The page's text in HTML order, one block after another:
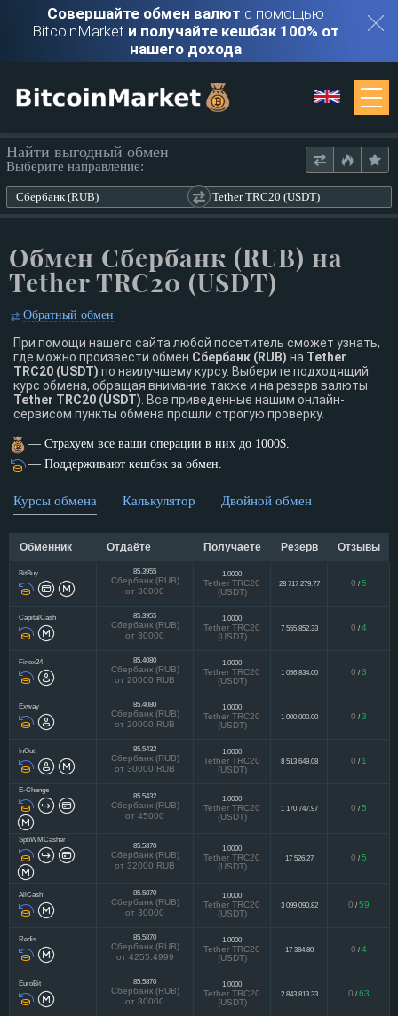
Совершайте обмен валют с помощью
BitcoinMarket и получайте кешбэк 100% от
нашего дохода
Обменники
Войти
Найти выгодный обмен
Выберите направление:
Сбербанк (RUB) Tether TRC20 (USDT)
Обмен Сбербанк (RUB) на
Tether TRC20 (USDT)
Обратный обмен
При помощи нашего сайта любой посетитель сможет узнать,
где можно произвести обмен Сбербанк (RUB) на Tether
TRC20 (USDT) по наилучшему курсу. Выберите подходящий
курс обмена, обращая внимание также и на резерв валюты
Tether TRC20 (USDT) . Все приведенные нашим онлайн-
сервисом пункты обмена прошли строгую проверку.
— Страхуем все ваши операции в них до 1000$.
— Поддерживают кешбэк за обмен.
Курсы обмена Калькулятор Двойной обмен
Обменник Отдаёте Получаете Резерв Отзывы
BitBuy 85.3955
Сбербанк (RUB)
от 30000
1.0000
Tether TRC20
(USDT)
28 717 279.77 0 / 5
CapitalCash 85.3955
Сбербанк (RUB)
от 30000
1.0000
Tether TRC20
(USDT)
7 555 852.33 0 / 4
Finex24 85.4080
Сбербанк (RUB)
от 20000 RUB
1.0000
Tether TRC20
(USDT)
1 056 834.00 0 / 3
Exway 85.4080
Сбербанк (RUB)
от 20000 RUB
1.0000
Tether TRC20
(USDT)
1 000 000.00 0 / 3
InOut 85.5432
Сбербанк (RUB)
от 30000 RUB
1.0000
Tether TRC20
(USDT)
8 513 649.08 0 / 1
E-Change
85.5432
Сбербанк (RUB)
от 45000
1.0000
Tether TRC20
(USDT)
1 170 747.97 0 / 5
SpbWMCasher
85.5870
Сбербанк (RUB)
от 32000 RUB
1.0000
Tether TRC20
(USDT)
17 526.27 0 / 5
AllCash 85.5870
Сбербанк (RUB)
от 30000
1.0000
Tether TRC20
(USDT)
3 099 090.82 0 / 59
Redis 85.5870
Сбербанк (RUB)
от 4255.4999
1.0000
Tether TRC20
(USDT)
17 384.80 0 / 4
EuroBit 85.5870
Сбербанк (RUB)
от 30000
1.0000
Tether TRC20
(USDT)
2 843 813.33 0 / 63